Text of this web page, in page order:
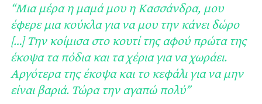
“Μια μέρα η μαμά μου η Κασσάνδρα, μου
έφερε μια κούκλα για να μου την κάνει δώρο
[…] Την κοίμισα στο κουτί της αφού πρώτα της
έκοψα τα πόδια και τα χέρια για να χωράει.
Αργότερα της έκοψα και το κεφάλι για να μην
είναι βαριά. Τώρα την αγαπώ πολύ”